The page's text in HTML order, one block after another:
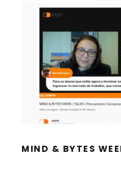
MIND &
MIND & BYTES